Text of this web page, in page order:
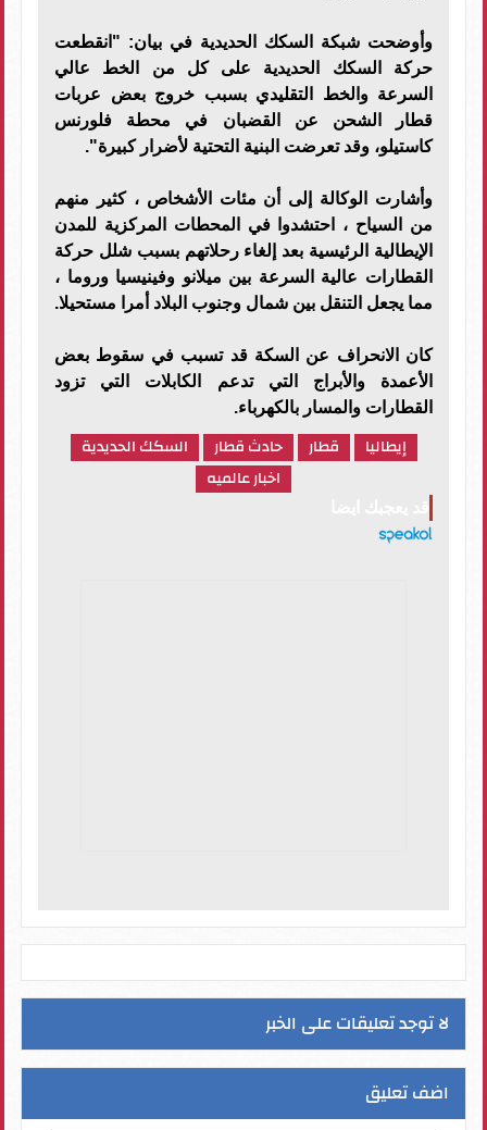
وأوضحت شبكة السكك الحديدية في بيان: "انقطعت
حركة السكك الحديدية على كل من الخط عالي
السرعة والخط التقليدي بسبب خروج بعض عربات
قطار الشحن عن القضبان في محطة فلورنس
كاستيلو، وقد تعرضت البنية التحتية لأضرار كبيرة".
وأشارت الوكالة إلى أن مئات الأشخاص ، كثير منهم
من السياح ، احتشدوا في المحطات المركزية للمدن
الإيطالية الرئيسية بعد إلغاء رحلاتهم بسبب شلل حركة
القطارات عالية السرعة بين ميلانو وفينيسيا وروما ،
مما يجعل التنقل بين شمال وجنوب البلاد أمرا مستحيلا.
كان الانحراف عن السكة قد تسبب في سقوط بعض
الأعمدة والأبراج التي تدعم الكابلات التي تزود
القطارات والمسار بالكهرباء.
إيطاليا قطار حادث قطار
السكك الحديدية
اخبار عالميه
لا توجد تعليقات على الخبر
اضف تعليق